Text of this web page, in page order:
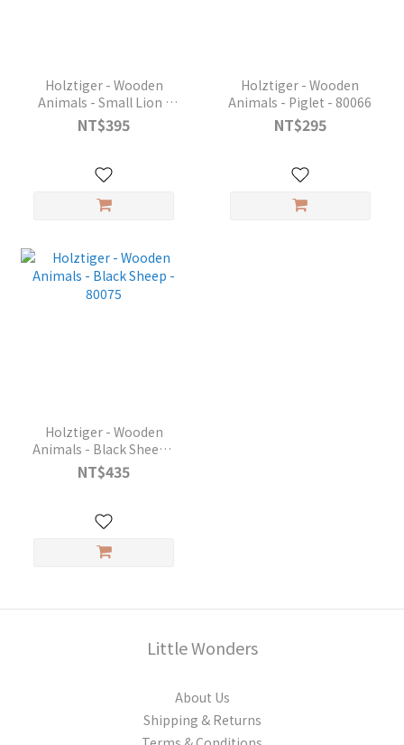
Holztiger - Wooden
Animals - Small Lion -
80141
NT$395
Holztiger - Wooden
Animals - Piglet - 80066
NT$295
Holztiger - Wooden
Animals - Black Sheep -
80075
NT$435
Little Wonders
About Us
Shipping & Returns